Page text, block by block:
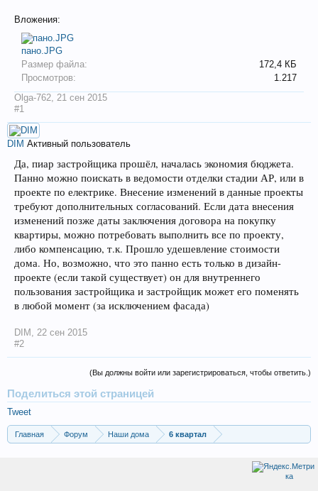
Вложения:
пано.JPG
Размер файла:
172,4 КБ
Просмотров:
1.217
Olga-762, 21 сен 2015
#1
DIM Активный пользователь
Да, пиар застройщика прошёл, началась экономия бюджета.
Панно можно поискать в ведомости отделки стадии АР, или в
проекте по електрике. Внесение изменений в данные проекты
требуют дополнительных согласований. Если дата внесения
изменений позже даты заключения договора на покупку
квартиры, можно потребовать выполнить все по проекту,
либо компенсацию, т.к. Прошло удешевление стоимости
дома. Но, возможно, что это панно есть только в дизайн-
проекте (если такой существует) он для внутреннего
пользования застройщика и застройщик может его поменять
в любой момент (за исключением фасада)
DIM , 22 сен 2015
#2
(Вы должны войти или зарегистрироваться, чтобы ответить.)
Поделиться этой страницей
Tweet
Главная Форум Наши дома 6 квартал